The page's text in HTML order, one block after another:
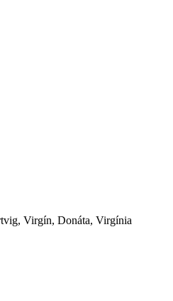
Virgín, Donáta, Virgínia